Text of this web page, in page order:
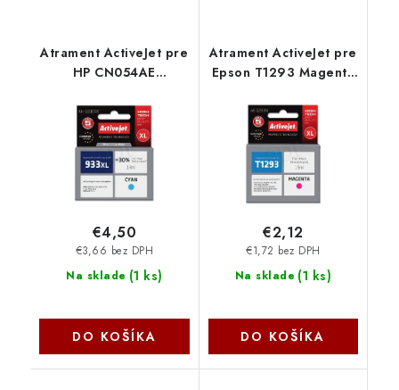
Atrament ActiveJet pre
HP CN054AE
AH-933CRX
Na sklade (1 ks)
€3,66 bez DPH
€4,50
DO KOŠÍKA
Atrament ActiveJet pre
Epson T1293 Magenta
1293N
Na sklade (1 ks)
€1,72 bez DPH
€2,12
DO KOŠÍKA